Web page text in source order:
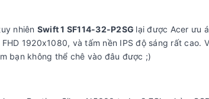
nhiên Swift 1 SF114-32-P2SG lại được Acer ưu
1920x1080, và tấm nền IPS độ sáng rất cao.
bạn không thể chê vào đâu được ;)